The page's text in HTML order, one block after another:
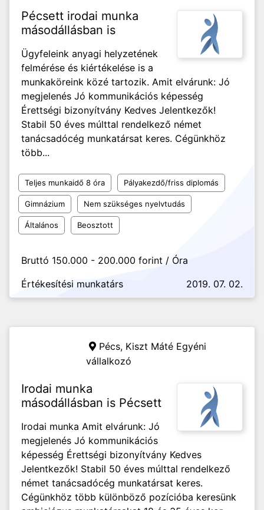
Pécsett irodai munka
másodállásban is
Ügyfeleink anyagi helyzetének
felmérése és kiértékelése is a
munkaköreink közé tartozik. Amit elvárunk: Jó
megjelenés Jó kommunikációs képesség
Érettségi bizonyítvány Kedves Jelentkezők!
Stabil 50 éves múlttal rendelkező német
tanácsadócég munkatársat keres. Cégünkhöz
több...
Teljes munkaidő 8 óra Pályakezdő/friss diplomás
Gimnázium Nem szükséges nyelvtudás
Általános Beosztott
Bruttó 150.000 - 200.000 forint / Óra
Értékesítési munkatárs
2019. 07. 02.
Pécs, Kiszt Máté Egyéni
vállalkozó
Irodai munka
másodállásban is Pécsett
Irodai munka Amit elvárunk: Jó
megjelenés Jó kommunikációs
képesség Érettségi bizonyítvány Kedves
Jelentkezők! Stabil 50 éves múlttal rendelkező
német tanácsadócég munkatársat keres.
Cégünkhöz több különböző pozícióba keresünk